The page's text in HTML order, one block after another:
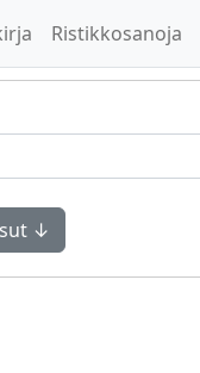
Ristikkosanoja
↓